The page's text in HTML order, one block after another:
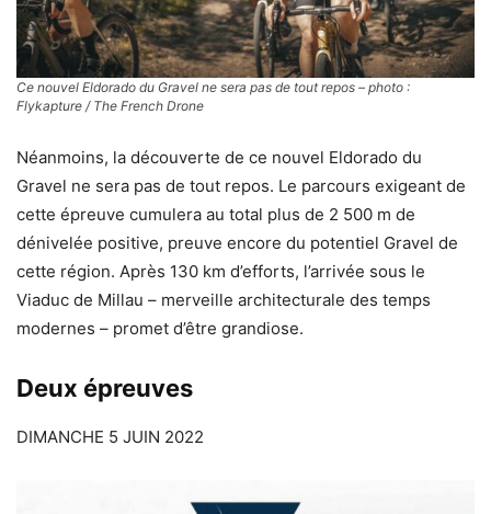
Ce nouvel Eldorado du Gravel ne sera pas de tout repos – photo :
Flykapture / The French Drone
Néanmoins, la découverte de ce nouvel Eldorado du
Gravel ne sera pas de tout repos. Le parcours exigeant de
cette épreuve cumulera au total plus de 2 500 m de
dénivelée positive, preuve encore du potentiel Gravel de
cette région. Après 130 km d’efforts, l’arrivée sous le
Viaduc de Millau – merveille architecturale des temps
modernes – promet d’être grandiose.
Deux épreuves
DIMANCHE 5 JUIN 2022